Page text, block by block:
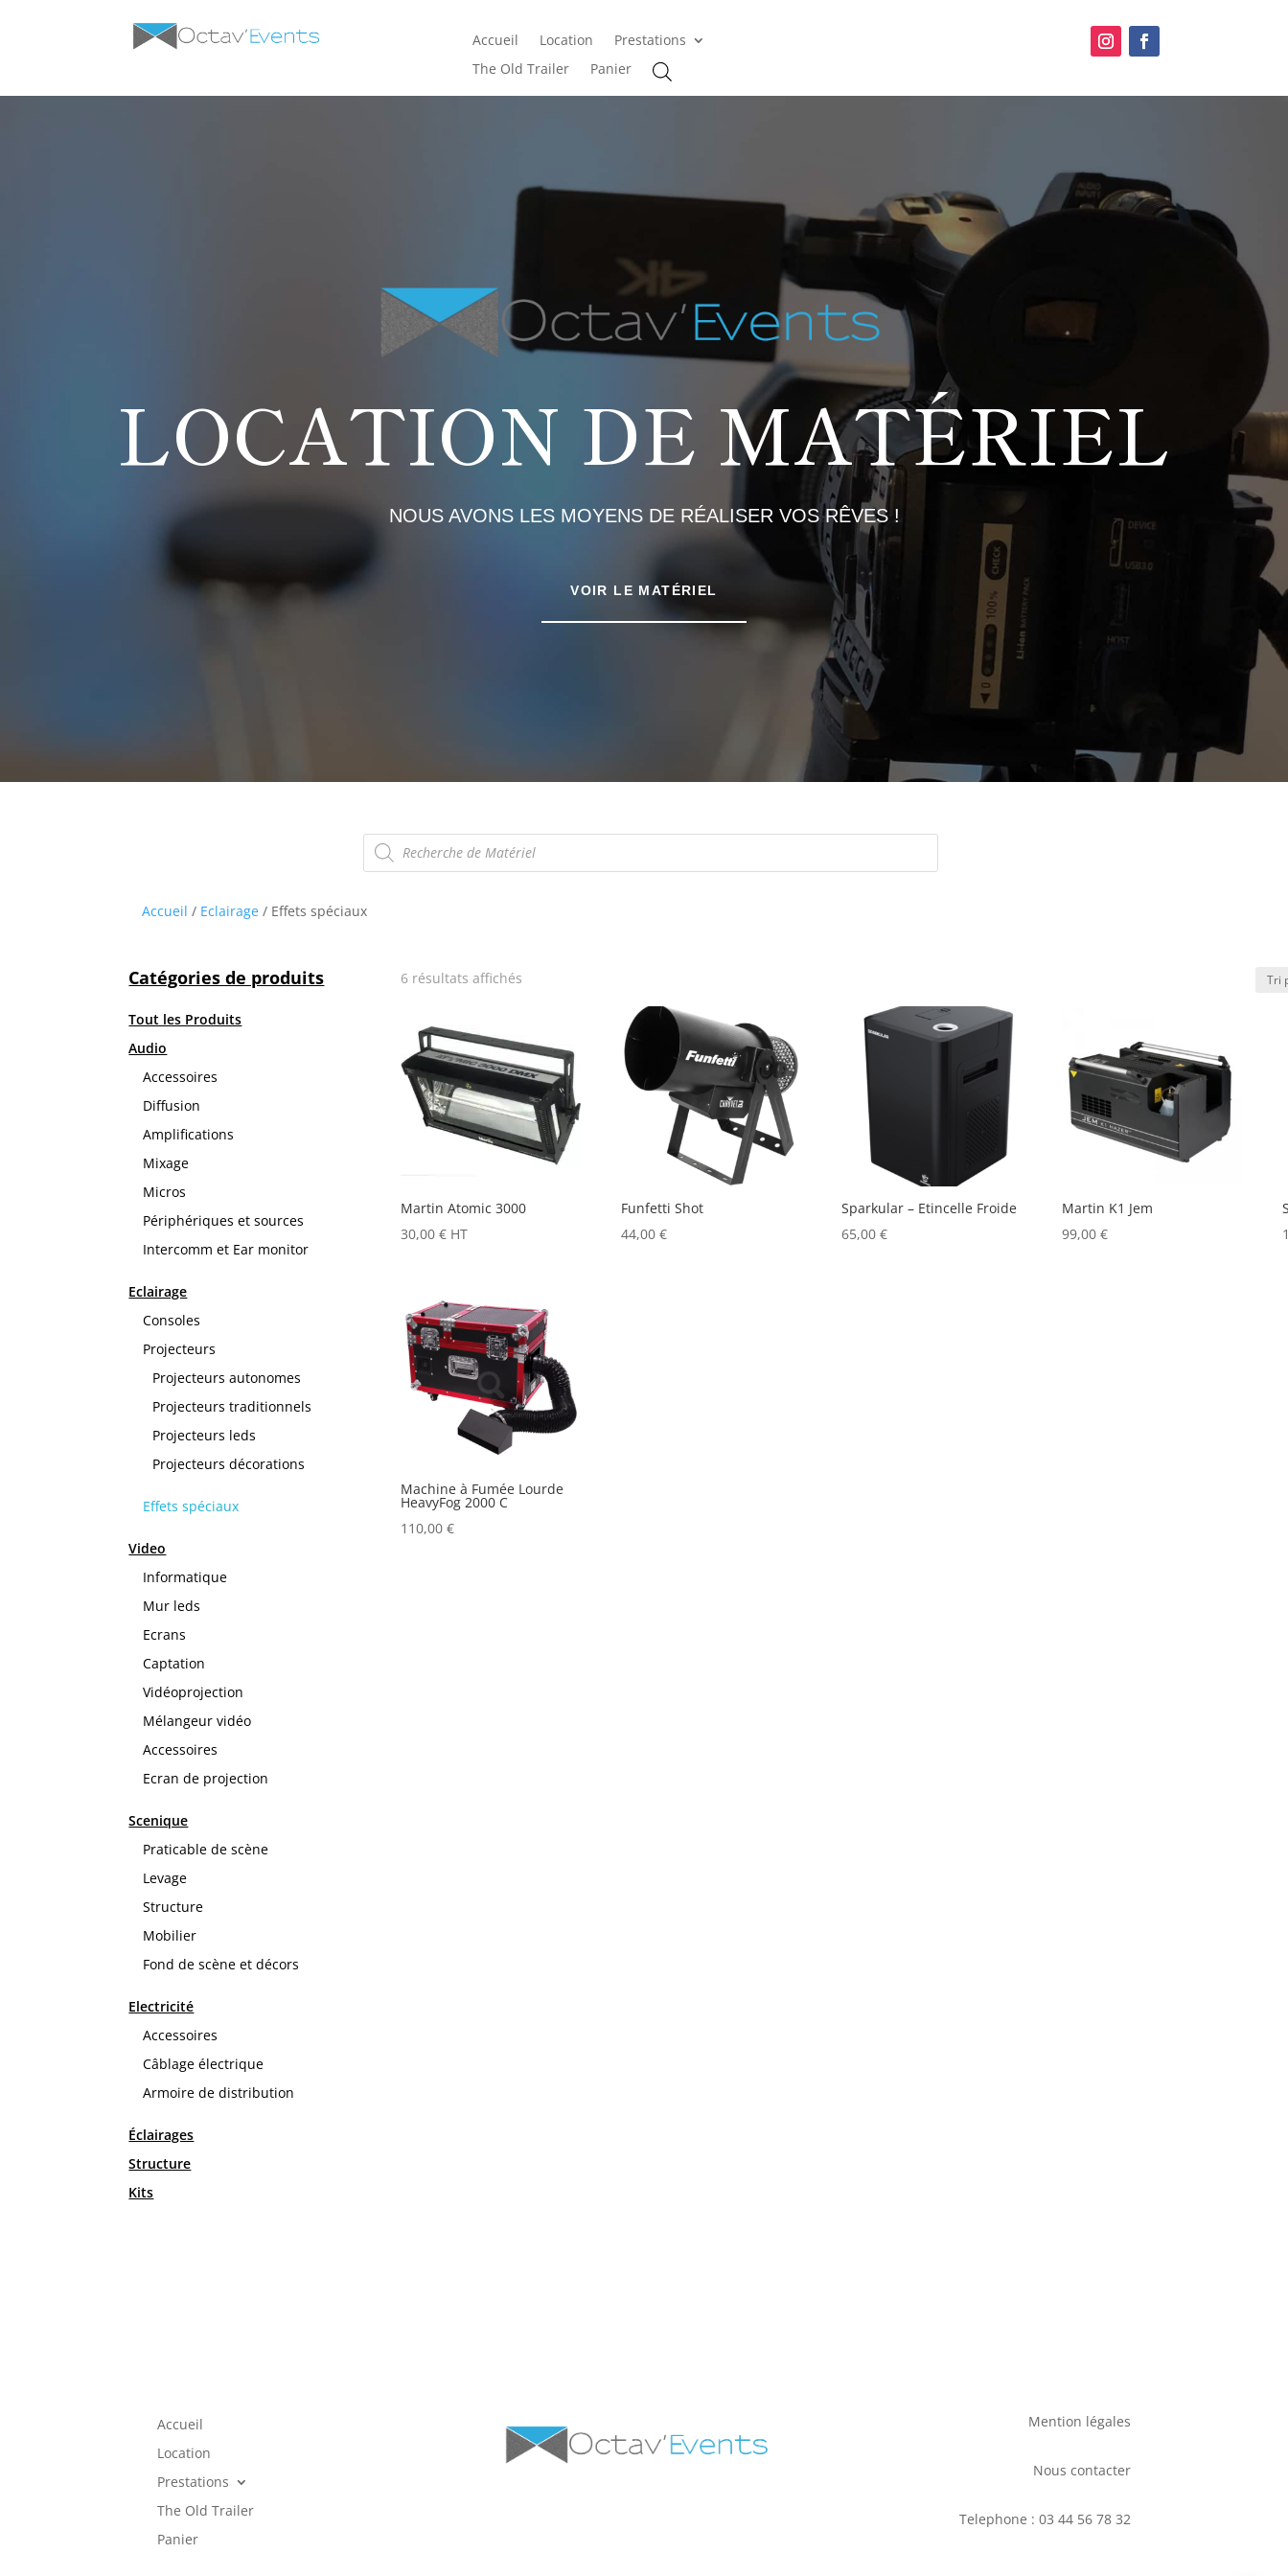
Accueil Location
Prestations
The Old Trailer
Panier
LOCATION DE MATÉRIEL
NOUS AVONS LES MOYENS DE RÉALISER VOS RÊVES !
VOIR LE MATÉRIEL
Recherche
de
produits
Accueil / Eclairage/ Effets spéciaux
Catégories de produits
Tout les Produits
Audio
Accessoires
Diffusion
Amplifications
Mixage
Micros
Périphériques et sources
Intercomm et Ear monitor
Eclairage
Consoles
Projecteurs
Projecteurs autonomes
Projecteurs traditionnels
Projecteurs leds
Projecteurs décorations
Effets spéciaux
Video
Informatique
Mur leds
Ecrans
Captation
Vidéoprojection
Mélangeur vidéo
Accessoires
Ecran de projection
Scenique
Praticable de scène
Levage
Structure
Mobilier
Fond de scène et décors
Electricité
Accessoires
Câblage électrique
Armoire de distribution
Éclairages
Structure
Kits
6 résultats affichésTrié
décroissant
Martin Atomic 3000
30,00 € HT
Funfetti Shot
44,00 €
Sparkular – Etincelle Froide
65,00 €
Martin K1 Jem
99,00 €
Machine à Fumée Lourde
HeavyFog 2000 C
110,00 €
Accueil
Location
Prestations
The Old Trailer
Panier
Mention légales
Nous contacter
Telephone : 03 44 56 78 32